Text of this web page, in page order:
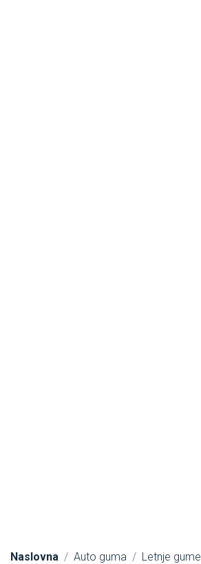
Naslovna Auto guma Letnje gume